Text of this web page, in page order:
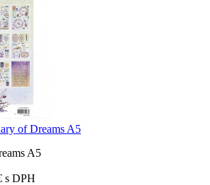
A5
s DPH